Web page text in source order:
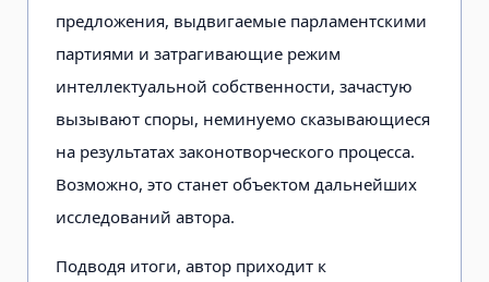
предложения, выдвигаемые парламентскими
партиями и затрагивающие режим
интеллектуальной собственности, зачастую
вызывают споры, неминуемо сказывающиеся
на результатах законотворческого процесса.
Возможно, это станет объектом дальнейших
исследований автора.
Подводя итоги, автор приходит к